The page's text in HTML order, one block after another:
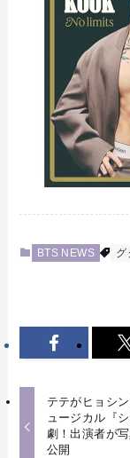
BTS NEWS グ
テテがヒョシ
ュージカル『
劇！出演者が
公開